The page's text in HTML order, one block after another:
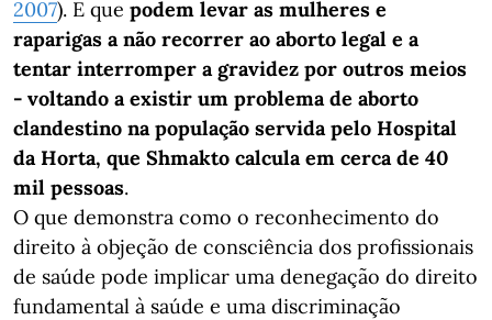
2007). E que podem levar as mulheres e
raparigas a não recorrer ao aborto legal e a
tentar interromper a gravidez por outros meios
- voltando a existir um problema de aborto
clandestino na população servida pelo Hospital
da Horta, que Shmakto calcula em cerca de 40
mil pessoas.
O que demonstra como o reconhecimento do
direito à objeção de consciência dos profissionais
de saúde pode implicar uma denegação do direito
fundamental à saúde e uma discriminação